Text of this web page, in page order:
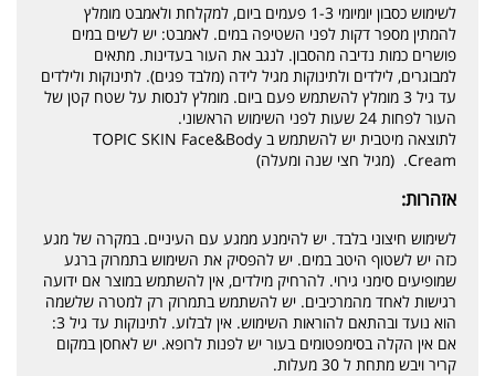
לשימוש כסבון יומיומי 1-3 פעמים ביום, למקלחת ולאמבט מומלץ
להמתין מספר דקות לפני השטיפה במים. לאמבט: יש לשים במים
פושרים כמות נדיבה מהסבון. לנגב את העור בעדינות. מתאים
למבוגרים, לילדים ולתינוקות מגיל לידה (מלבד פגים). לתינוקות ולילדים
עד גיל 3 מומלץ להשתמש פעם ביום. מומלץ לנסות על שטח קטן של
העור לפחות 24 שעות לפני השימוש הראשוני.
לתוצאה מיטבית יש להשתמש ב TOPIC SKIN Face&Body
Cream. (מגיל חצי שנה ומעלה)
אזהרות:
לשימוש חיצוני בלבד. יש להימנע ממגע עם העיניים. במקרה של מגע
כזה יש לשטוף היטב במים. יש להפסיק את השימוש בתמרוק ברגע
שמופיעים סימני גירוי. להרחיק מילדים, אין להשתמש במוצר אם ידועה
רגישות לאחד מהמרכיבים. יש להשתמש בתמרוק רק למטרה שלשמה
הוא נועד ובהתאם להוראות השימוש. אין לבלוע. לתינוקות עד גיל 3:
אם אין הקלה בסימפטומים בעור יש לפנות לרופא. יש לאחסן במקום
קריר ויבש מתחת ל 30 מעלות.